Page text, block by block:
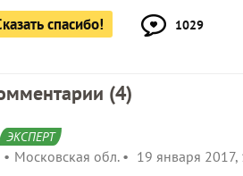
спасибо!
1029
(4)
ЭКСПЕРТ
Московская обл. 19 января 2017,